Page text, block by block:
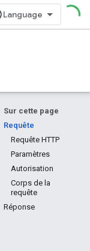
Sur cette page
Requête
Requête HTTP
Paramètres
Autorisation
Corps de la
requête
Réponse